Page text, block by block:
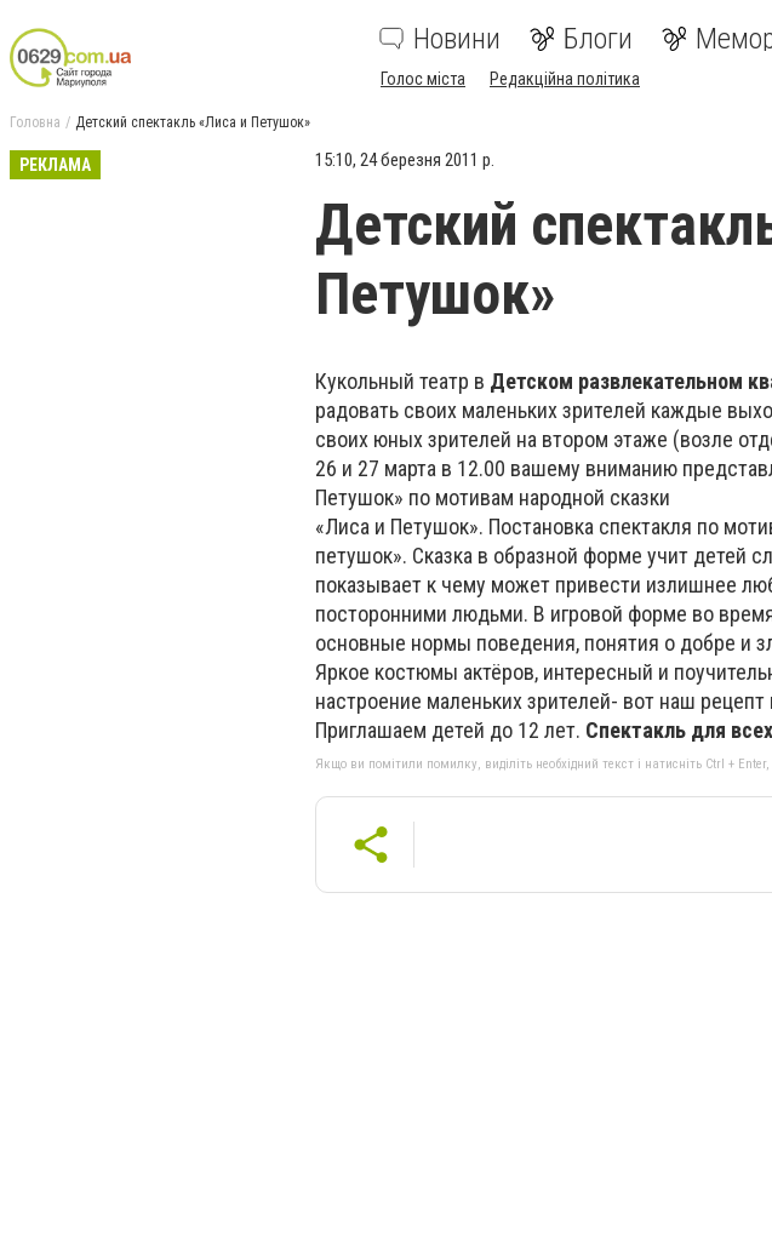
Новини Блоги
Голос міста Редакційна політика
Головна Детский спектакль «Лиса и Петушок»
РЕКЛАМА 15:10, 24 березня 2011 р.
Детский
Петушок»
Кукольный театр в Детском развлекательном
радовать своих маленьких зрителей каждые
своих юных зрителей на втором этаже (возле
26 и 27 марта в 12.00 вашему вниманию
Петушок» по мотивам народной сказки
«Лиса и Петушок». Постановка спектакля по
петушок». Сказка в образной форме учит детей
показывает к чему может привести излишнее
посторонними людьми. В игровой форме во
основные нормы поведения, понятия о добре и
Яркое костюмы актёров, интересный и
настроение маленьких зрителей- вот наш
Приглашаем детей до 12 лет. Спектакль для
Якщо ви помітили помилку, виділіть необхідний текст і натисніть Ctrl +